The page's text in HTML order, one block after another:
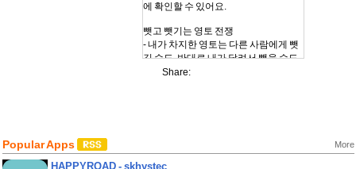
에 확인할 수 있어요.
뺏고 뺏기는 영토 전쟁
- 내가 차지한 영토는 다른 사람에게 뺏
길 수도, 반대로 내가 달려서 뺏을 수도
있어요.Share:
Popular Apps More
HAPPYROAD - skhystec